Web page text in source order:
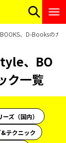
、D-Booksのガ
、BO
ク一覧
ズ（国内）
テクニック